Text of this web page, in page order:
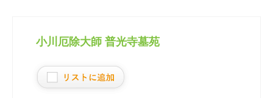
小川厄除大師 普光寺墓苑